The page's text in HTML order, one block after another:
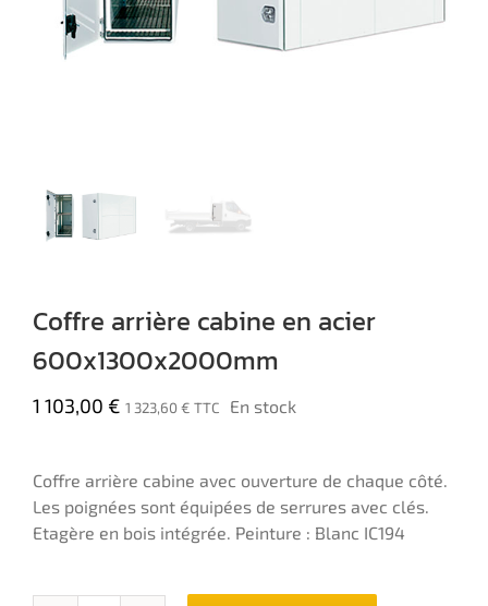
Coffre arrière cabine en acier
600x1300x2000mm
1 103,00 € 1 323,60€ TTC En stock
Coffre arrière cabine avec ouverture de chaque côté.
Les poignées sont équipées de serrures avec clés.
Etagère en bois intégrée. Peinture : Blanc IC194